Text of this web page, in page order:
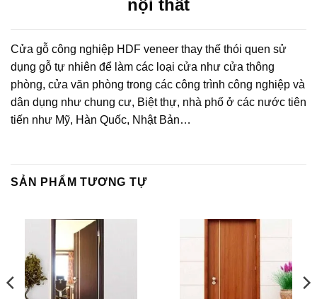
nội thất
Cửa gỗ công nghiệp HDF veneer thay thế thói quen sử
dụng gỗ tự nhiên để làm các loại cửa như cửa thông
phòng, cửa văn phòng trong các công trình công nghiệp và
dân dụng như chung cư, Biệt thự, nhà phố ở các nước tiên
tiến như Mỹ, Hàn Quốc, Nhật Bản…
SẢN PHẨM TƯƠNG TỰ